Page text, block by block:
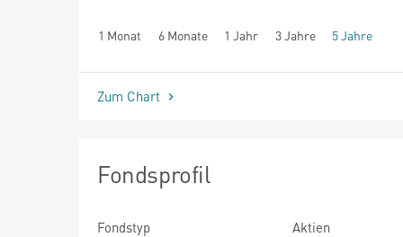
1 Monat 6 Monate 1 Jahr 3 Jahre 5 Jahre
seit Beginn
Zum Chart
Fondsprofil
Fondstyp
Aktien